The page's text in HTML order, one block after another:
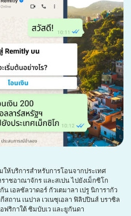
ห้บริการสำหรับการโอนจากประเทศ
าชอาณาจักร และสเปน ไปยังเม็กซิโก
เอลซัลวาดอร์ กัวเตมาลา เปรู นิการากัว
สถาน เนปาล เวเนซุเอลา ฟิลิปปินส์ บราซิล
ฟริกาใต้ ซิมบับเว และยูกันดา